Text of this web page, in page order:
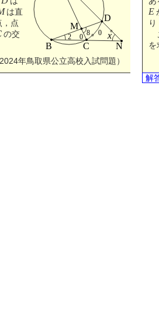
は直
，点
の交
2024年鳥取県公立高校入試問題）
E
解